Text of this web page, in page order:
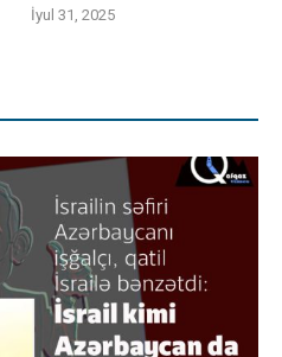
İyul 31, 2025